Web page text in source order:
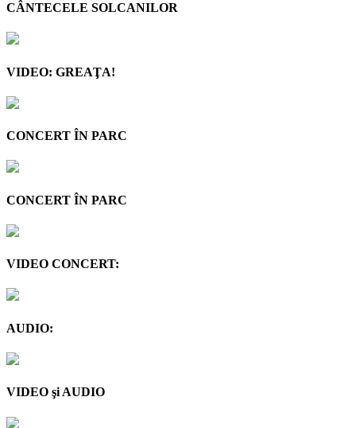
CÂNTECELE SOLCANILOR
VIDEO: GREAŢA!
CONCERT ÎN PARC
CONCERT ÎN PARC
VIDEO CONCERT:
AUDIO:
VIDEO şi AUDIO